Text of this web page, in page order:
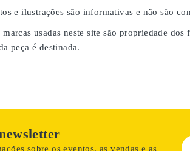
e ilustrações são informativas e não são
marcas usadas neste site são propriedade
peça é destinada.
sobre os eventos, as vendas e as